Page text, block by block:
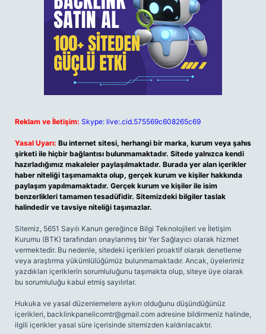
Reklam ve İletişim: Skype: live:.cid.575569c608265c69
Yasal Uyarı: Bu internet sitesi, herhangi bir marka, kurum veya şahıs
şirketi ile hiçbir bağlantısı bulunmamaktadır. Sitede yalnızca kendi
hazırladığımız makaleler paylaşılmaktadır. Burada yer alan içerikler
haber niteliği taşımamakta olup, gerçek kurum ve kişiler hakkında
paylaşım yapılmamaktadır. Gerçek kurum ve kişiler ile isim
benzerlikleri tamamen tesadüfidir. Sitemizdeki bilgiler taslak
halindedir ve tavsiye niteliği taşımazlar.
Sitemiz, 5651 Sayılı Kanun gereğince Bilgi Teknolojileri ve İletişim
Kurumu (BTK) tarafından onaylanmış bir Yer Sağlayıcı olarak hizmet
vermektedir. Bu nedenle, sitedeki içerikleri proaktif olarak denetleme
veya araştırma yükümlülüğümüz bulunmamaktadır. Ancak, üyelerimiz
yazdıkları içeriklerin sorumluluğunu taşımakta olup, siteye üye olarak
bu sorumluluğu kabul etmiş sayılırlar.
Hukuka ve yasal düzenlemelere aykırı olduğunu düşündüğünüz
içerikleri, backlinkpanelicomtr@gmail.com adresine bildirmeniz halinde,
ilgili içerikler yasal süre içerisinde sitemizden kaldırılacaktır.